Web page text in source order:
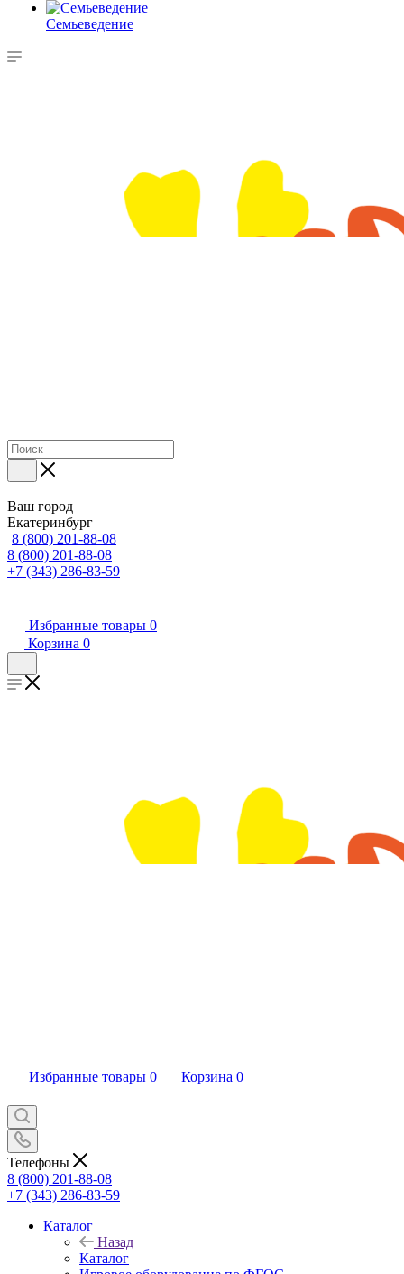
Семьеведение
Ваш город
Екатеринбург
8 (800) 201-88-08
8 (800) 201-88-08
+7 (343) 286-83-59
Избранные товары 0
Корзина 0
Избранные товары 0 Корзина 0
Телефоны
8 (800) 201-88-08
+7 (343) 286-83-59
Каталог
Назад
Каталог